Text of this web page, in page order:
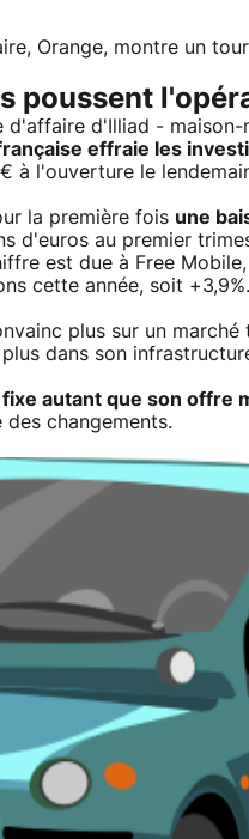
Orange, montre un
poussent
d'affaire d'Illiad -
effraie les
à l'ouverture le
la première fois une
d'euros au premier
est due à Free
cette année, soit +3,9%.
plus sur un
dans son
autant que son offre
changements.